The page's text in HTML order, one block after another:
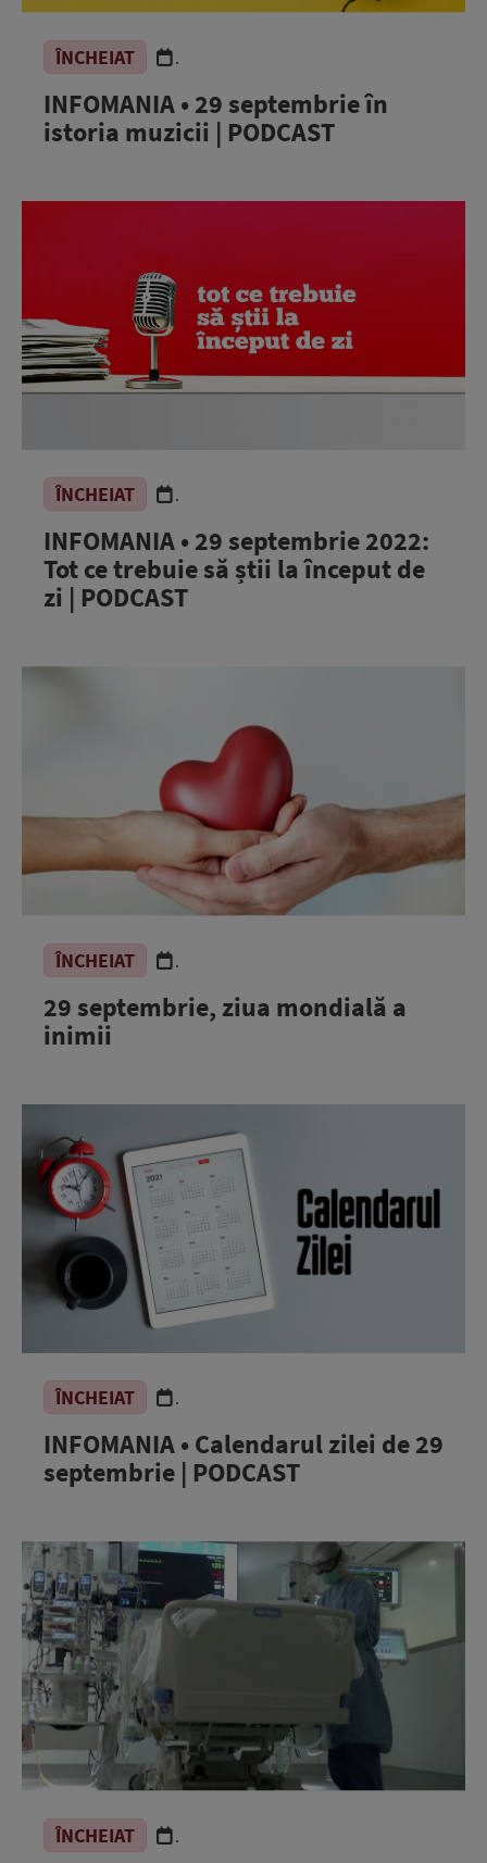
ÎNCHEIAT .
INFOMANIA • 29 septembrie în
istoria muzicii | PODCAST
ÎNCHEIAT .
INFOMANIA • 29 septembrie 2022:
Tot ce trebuie să știi la început de
zi | PODCAST
ÎNCHEIAT .
29 septembrie, ziua mondială a
inimii
ÎNCHEIAT .
INFOMANIA • Calendarul zilei de 29
septembrie | PODCAST
ÎNCHEIAT .